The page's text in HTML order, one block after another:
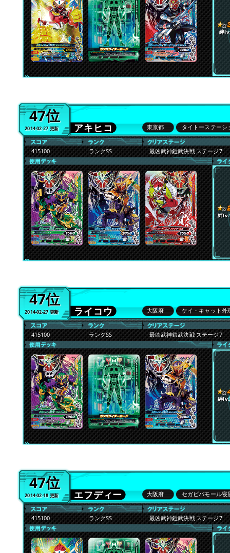
絆
47位
2014-02-27 更新 アキヒコ 東京都 タイトーステーシ
415100 ランクSS 最凶武神鎧武決戦 ステージ7
絆
47位
2014-02-27 更新 ライコウ 大阪府 ケイ・キャット外
415100 ランクSS 最凶武神鎧武決戦 ステージ7
絆
47位
2014-02-18 更新 エフディー 大阪府 セガビバモール寝
415100 ランクSS 最凶武神鎧武決戦 ステージ7